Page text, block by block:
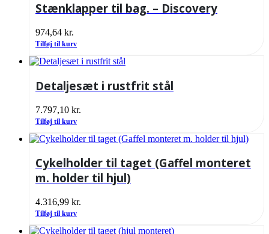
Stænklapper til bag. – Discovery
974,64 kr.
Tilføj til kurv
Detaljesæt i rustfrit stål
7.797,10 kr.
Tilføj til kurv
Cykelholder til taget (Gaffel monteret
m. holder til hjul)
4.316,99 kr.
Tilføj til kurv